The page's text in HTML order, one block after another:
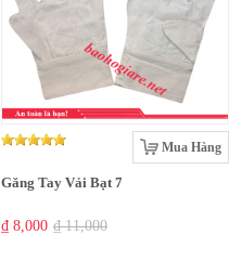
Mua Hàng
Găng Tay Vải Bạt 7
₫ 8,000 ₫ 11,000